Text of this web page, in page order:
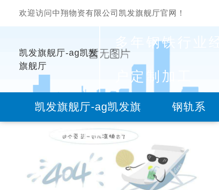
欢迎访问中翔物资有限公司凯发旗舰厅官网！
凯发旗舰厅-ag凯发
旗舰厅
多年钢铁行业
户定制加工
凯发旗舰厅-ag凯发旗
舰厅
钢轨系